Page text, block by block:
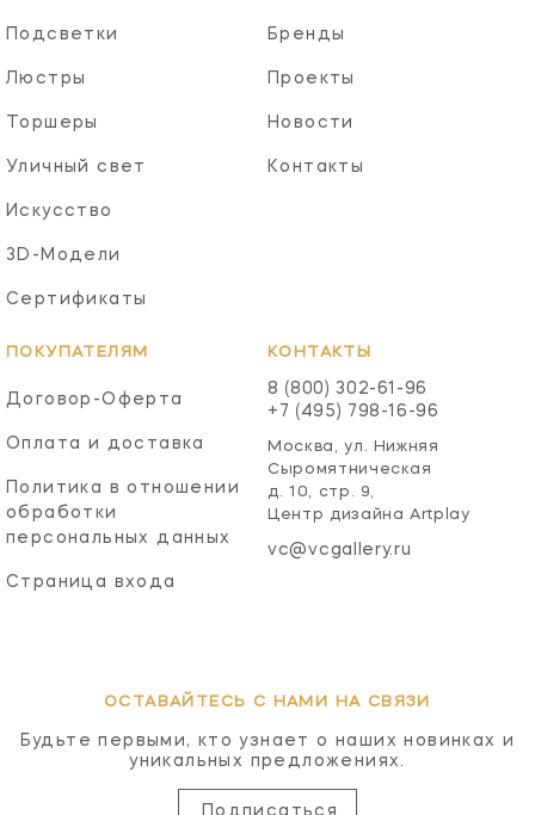
Подсветки
Люстры
Торшеры
Уличный свет
Искусство
3D-Модели
Сертификаты
Бренды
Проекты
Новости
Контакты
ПОКУПАТЕЛЯМ
Договор-Оферта
Оплата и доставка
Политика в отношении
обработки
персональных данных
Страница входа
КОНТАКТЫ
8 (800) 302-61-96
+7 (495) 798-16-96
Москва, ул. Нижняя
Сыромятническая
д. 10, стр. 9,
Центр дизайна Artplay
vc@vcgallery.ru
ОСТАВАЙТЕСЬ С НАМИ НА СВЯЗИ
Будьте первыми, кто узнает о наших новинках и
уникальных предложениях.
Подписаться